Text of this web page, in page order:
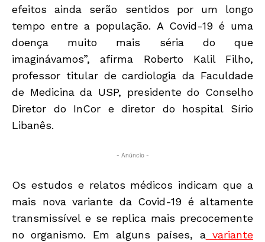
efeitos ainda serão sentidos por um longo
tempo entre a população. A Covid-19 é uma
doença muito mais séria do que
imaginávamos”, afirma Roberto Kalil Filho,
professor titular de cardiologia da Faculdade
de Medicina da USP, presidente do Conselho
Diretor do InCor e diretor do hospital Sírio
Libanês.
- Anúncio -
Os estudos e relatos médicos indicam que a
mais nova variante da Covid-19 é altamente
transmissível e se replica mais precocemente
no organismo. Em alguns países, avariante